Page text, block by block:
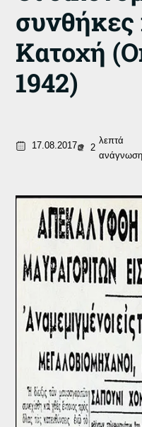
συνθήκες
Κατοχή
1942)
17.08.2017 2
λεπτά